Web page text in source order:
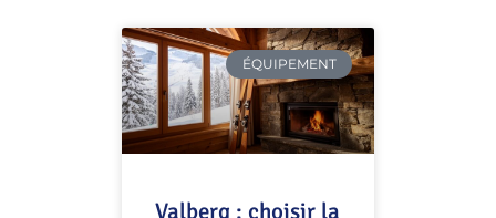
ÉQUIPEMENT
Valberg : choisir la